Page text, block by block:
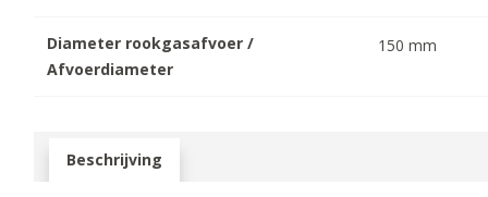
Diameter rookgasafvoer /
Afvoerdiameter
150 mm
Beschrijving